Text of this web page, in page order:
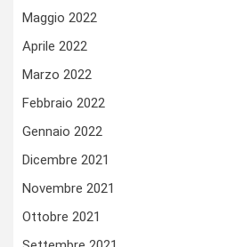
Maggio 2022
Aprile 2022
Marzo 2022
Febbraio 2022
Gennaio 2022
Dicembre 2021
Novembre 2021
Ottobre 2021